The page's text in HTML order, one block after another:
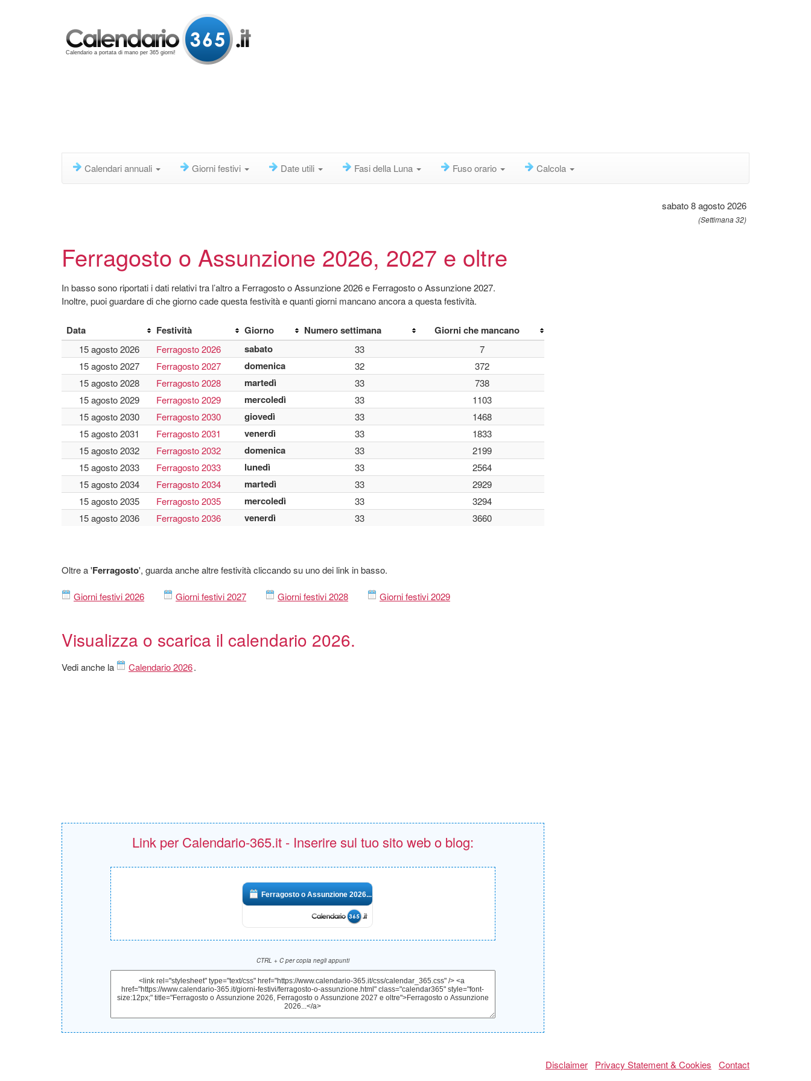
Calendario a portata di mano per 365 giorni!
Calendari annuali Giorni festivi Date utili Fasi della Luna Fuso orario Calcola
sabato 8 agosto 2026
(Settimana 32)
Ferragosto o Assunzione 2026, 2027 e oltre
In basso sono riportati i dati relativi tra l’altro a Ferragosto o Assunzione 2026 e Ferragosto o Assunzione 2027.
Inoltre, puoi guardare di che giorno cade questa festività e quanti giorni mancano ancora a questa festività.
Data Festività Giorno Numero settimana Giorni che mancano
15 agosto 2026 Ferragosto 2026 sabato 33
7
15 agosto 2027
Ferragosto 2027 domenica 32
372
15 agosto 2028
Ferragosto 2028 martedì 33
738
15 agosto 2029
Ferragosto 2029 mercoledì 33
1103
15 agosto 2030
Ferragosto 2030 giovedì 33
1468
15 agosto 2031
Ferragosto 2031 venerdì 33
1833
15 agosto 2032
Ferragosto 2032 domenica 33
2199
15 agosto 2033
Ferragosto 2033 lunedì 33
2564
15 agosto 2034
Ferragosto 2034 martedì 33
2929
15 agosto 2035
Ferragosto 2035 mercoledì 33
3294
15 agosto 2036
Ferragosto 2036 venerdì 33 3660
Oltre a 'Ferragosto', guarda anche altre festività cliccando su uno dei link in basso.
Giorni festivi 2026 Giorni festivi 2027 Giorni festivi 2028 Giorni festivi 2029
Visualizza o scarica il calendario 2026.
Vedi anche la Calendario 2026.
Link per Calendario-365.it - Inserire sul tuo sito web o blog:
Ferragosto o Assunzione 2026...
CTRL + C per copia negli appunti
Disclaimer Privacy Statement & Cookies Contact